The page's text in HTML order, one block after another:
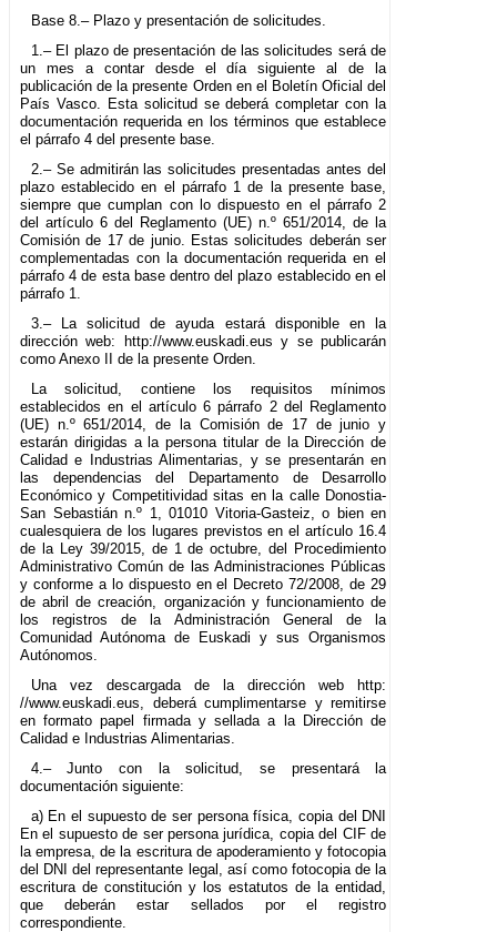
Base 8.– Plazo y presentación de solicitudes.
1.– El plazo de presentación de las solicitudes será de
un mes a contar desde el día siguiente al de la
publicación de la presente Orden en el Boletín Oficial del
País Vasco. Esta solicitud se deberá completar con la
documentación requerida en los términos que establece
el párrafo 4 del presente base.
2.– Se admitirán las solicitudes presentadas antes del
plazo establecido en el párrafo 1 de la presente base,
siempre que cumplan con lo dispuesto en el párrafo 2
del artículo 6 del Reglamento (UE) n.º 651/2014, de la
Comisión de 17 de junio. Estas solicitudes deberán ser
complementadas con la documentación requerida en el
párrafo 4 de esta base dentro del plazo establecido en el
párrafo 1.
3.– La solicitud de ayuda estará disponible en la
dirección web: http://www.euskadi.eus y se publicarán
como Anexo II de la presente Orden.
La solicitud, contiene los requisitos mínimos
establecidos en el artículo 6 párrafo 2 del Reglamento
(UE) n.º 651/2014, de la Comisión de 17 de junio y
estarán dirigidas a la persona titular de la Dirección de
Calidad e Industrias Alimentarias, y se presentarán en
las dependencias del Departamento de Desarrollo
Económico y Competitividad sitas en la calle Donostia-
San Sebastián n.º 1, 01010 Vitoria-Gasteiz, o bien en
cualesquiera de los lugares previstos en el artículo 16.4
de la Ley 39/2015, de 1 de octubre, del Procedimiento
Administrativo Común de las Administraciones Públicas
y conforme a lo dispuesto en el Decreto 72/2008, de 29
de abril de creación, organización y funcionamiento de
los registros de la Administración General de la
Comunidad Autónoma de Euskadi y sus Organismos
Autónomos.
Una vez descargada de la dirección web http:
//www.euskadi.eus, deberá cumplimentarse y remitirse
en formato papel firmada y sellada a la Dirección de
Calidad e Industrias Alimentarias.
4.– Junto con la solicitud, se presentará la
documentación siguiente:
a) En el supuesto de ser persona física, copia del DNI
En el supuesto de ser persona jurídica, copia del CIF de
la empresa, de la escritura de apoderamiento y fotocopia
del DNI del representante legal, así como fotocopia de la
escritura de constitución y los estatutos de la entidad,
que deberán estar sellados por el registro
correspondiente.